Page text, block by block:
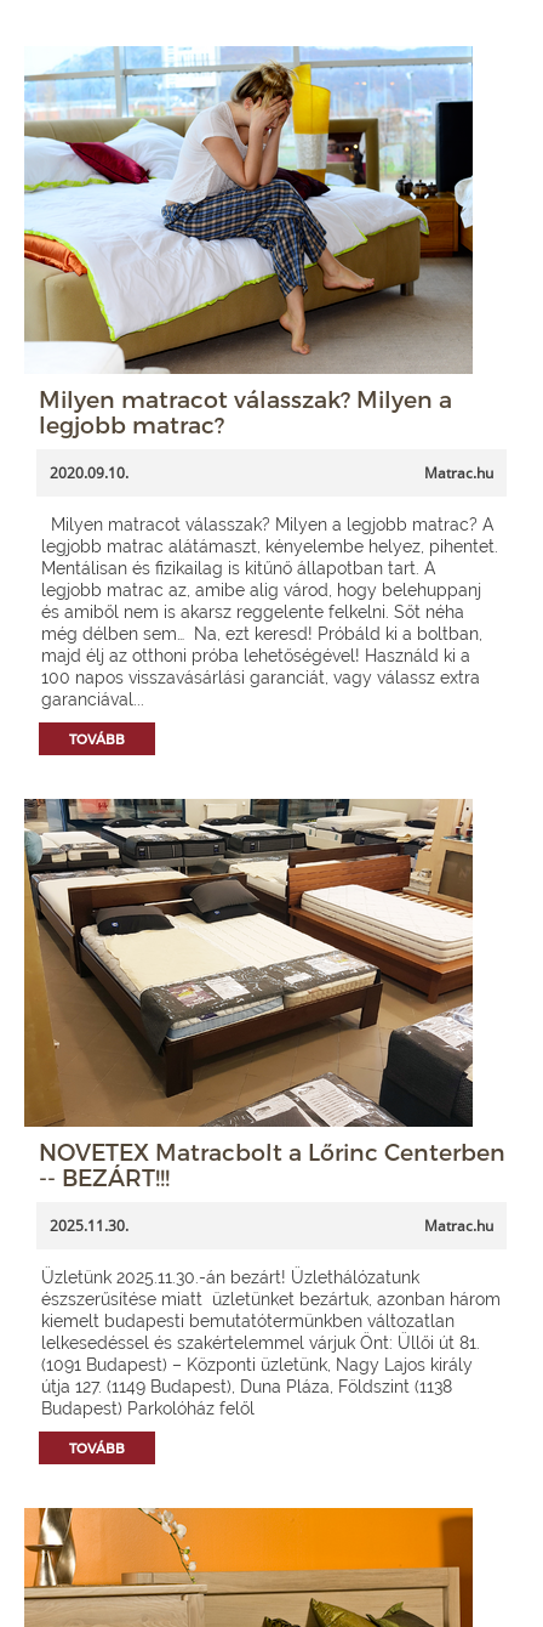
Milyen matracot válasszak? Milyen a
legjobb matrac?
2020.09.10. Matrac.hu
Milyen matracot válasszak? Milyen a legjobb matrac? A
legjobb matrac alátámaszt, kényelembe helyez, pihentet.
Mentálisan és fizikailag is kitűnő állapotban tart. A
legjobb matrac az, amibe alig várod, hogy belehuppanj
és amiből nem is akarsz reggelente felkelni. Sőt néha
még délben sem… Na, ezt keresd! Próbáld ki a boltban,
majd élj az otthoni próba lehetőségével! Használd ki a
100 napos visszavásárlási garanciát, vagy válassz extra
garanciával...
TOVÁBB
NOVETEX Matracbolt a Lőrinc Centerben
-- BEZÁRT!!!
2025.11.30. Matrac.hu
Üzletünk 2025.11.30.-án bezárt! Üzlethálózatunk
észszerűsítése miatt üzletünket bezártuk, azonban három
kiemelt budapesti bemutatótermünkben változatlan
lelkesedéssel és szakértelemmel várjuk Önt: Üllői út 81.
(1091 Budapest) – Központi üzletünk, Nagy Lajos király
útja 127. (1149 Budapest), Duna Pláza, Földszint (1138
Budapest) Parkolóház felől
TOVÁBB